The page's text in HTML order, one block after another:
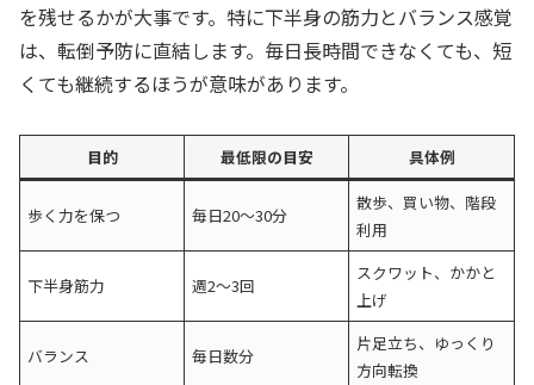
を残せるかが大事です。特に下半身の筋力とバランス感覚
は、転倒予防に直結します。毎日長時間できなくても、短
くても継続するほうが意味があります。
目的 最低限の目安 具体例
歩く力を保つ 毎日20〜30分
散歩、買い物、階段
利用
下半身筋力 週2〜3回
スクワット、かかと
上げ
バランス 毎日数分
片足立ち、ゆっくり
方向転換